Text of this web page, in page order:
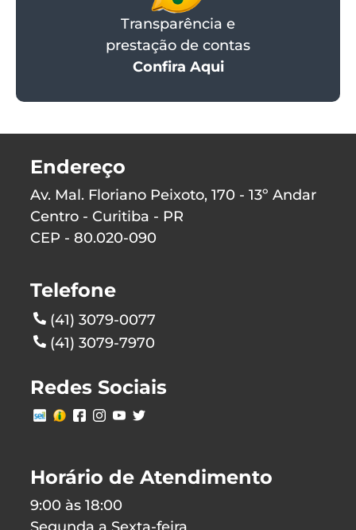
Transparência e
prestação de contas
Confira Aqui
Endereço
Av. Mal. Floriano Peixoto, 170 - 13º Andar
Centro - Curitiba - PR
CEP - 80.020-090
Telefone
(41) 3079-0077
(41) 3079-7970
Redes Sociais
Horário de Atendimento
9:00 às 18:00